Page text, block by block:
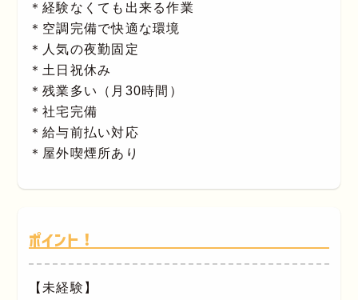
＊経験なくても出来る作業
＊空調完備で快適な環境
＊人気の夜勤固定
＊土日祝休み
＊残業多い（月30時間）
＊社宅完備
＊給与前払い対応
＊屋外喫煙所あり
ポイント！
【未経験】